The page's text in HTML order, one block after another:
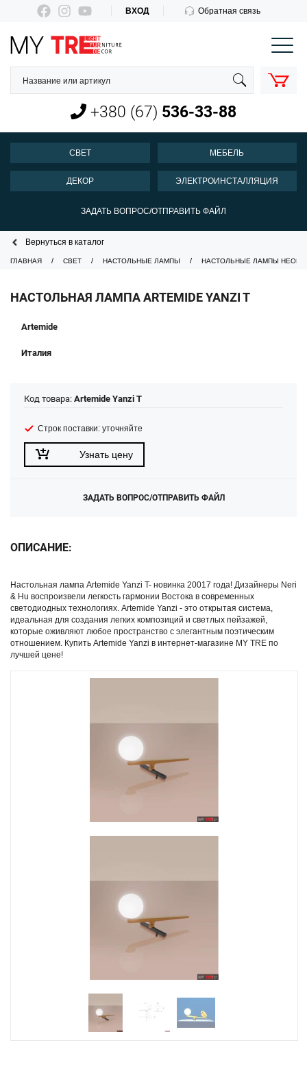
ВХОД Обратная связь
О нас
Оплата и доставка
Контакты
+380 (67)536-33-88
КОРЗИНА
+380 (67) 536-33-88
СВЕТ МЕБЕЛЬ
ДЕКОР ЭЛЕКТРОИНСТАЛЛЯЦИЯ
ЗАДАТЬ ВОПРОС/ОТПРАВИТЬ ФАЙЛ
ГЛАВНАЯ СВЕТ НАСТОЛЬНЫЕ ЛАМПЫ НАСТОЛЬНЫЕ ЛАМПЫ
Вернуться в каталог
НАСТОЛЬНАЯ ЛАМПА ARTEMIDE YANZI T
Artemide
Италия
Код товара: Artemide Yanzi T
Строк поставки: уточняйте
Узнать цену
ЗАДАТЬ ВОПРОС/ОТПРАВИТЬ ФАЙЛ
ОПИСАНИЕ:
Настольная лампа Artemide Yanzi T- новинка 20017 года! Дизайнеры Neri
& Hu воспроизвели легкость гармонии Востока в современных
светодиодных технологиях. Artemide Yanzi - это открытая система,
идеальная для создания легких композиций и светлых пейзажей,
которые оживляют любое пространство с элегантным поэтическим
отношением. Купить Artemide Yanzi в интернет-магазине MY TRE по
лучшей цене!